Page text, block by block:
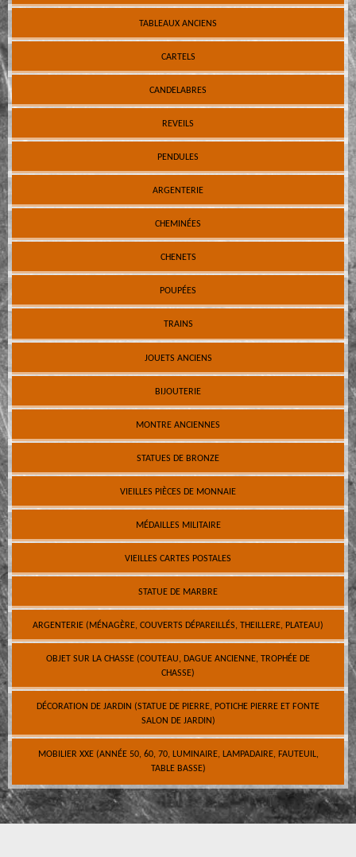
TABLEAUX ANCIENS
CARTELS
CANDELABRES
REVEILS
PENDULES
ARGENTERIE
CHEMINÉES
CHENETS
POUPÉES
TRAINS
JOUETS ANCIENS
BIJOUTERIE
MONTRE ANCIENNES
STATUES DE BRONZE
VIEILLES PIÈCES DE MONNAIE
MÉDAILLES MILITAIRE
VIEILLES CARTES POSTALES
STATUE DE MARBRE
ARGENTERIE (MÉNAGÈRE, COUVERTS DÉPAREILLÉS, THEILLERE, PLATEAU)
OBJET SUR LA CHASSE (COUTEAU, DAGUE ANCIENNE, TROPHÉE DE
CHASSE)
DÉCORATION DE JARDIN (STATUE DE PIERRE, POTICHE PIERRE ET FONTE
SALON DE JARDIN)
MOBILIER XXE (ANNÉE 50, 60, 70, LUMINAIRE, LAMPADAIRE, FAUTEUIL,
TABLE BASSE)